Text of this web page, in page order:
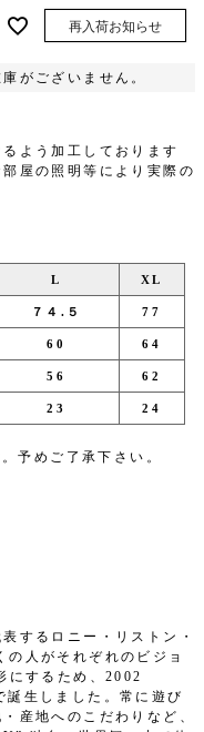
再入荷お知らせ
がございません。
よう加工しております
屋の照明等により実際の
L XL
７４.５ 77
60 64
56 62
23 24
予めご了承下さい。
するロニー・リストン・
人がそれぞれのビジョ
にするため、2002
生しました。常に遊び
産地へのこだわりなど、